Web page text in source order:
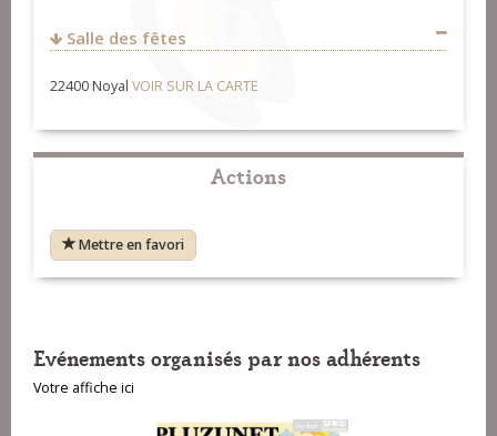
Salle des fêtes
22400 Noyal VOIR SUR LA CARTE
Actions
Mettre en favori
Evénements organisés par nos adhérents
Votre affiche ici